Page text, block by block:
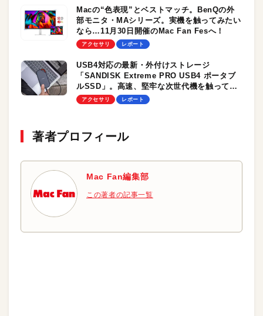
Macの“色表現”とベストマッチ。BenQの外
部モニタ・MAシリーズ。実機を触ってみたい
なら…11月30日開催のMac Fan Fesへ！
アクセサリ レポート
USB4対応の最新・外付けストレージ
「SANDISK Extreme PRO USB4 ポータブ
ルSSD」。高速、堅牢な次世代機を触ってみ
たいなら…11月30日開催のMac Fan Fesへ！
アクセサリ レポート
著者プロフィール
Mac Fan編集部
この著者の記事一覧